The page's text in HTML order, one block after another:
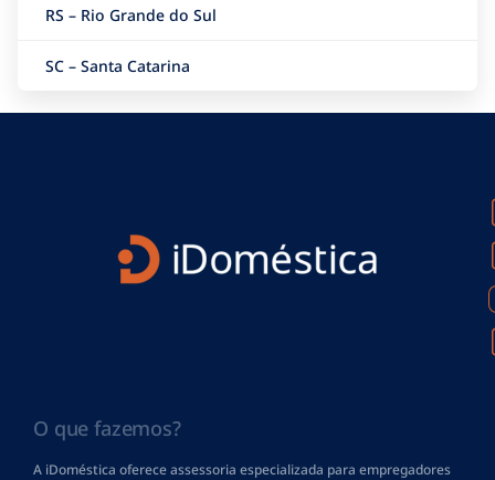
RS – Rio Grande do Sul
SC – Santa Catarina
O que fazemos?
A iDoméstica oferece assessoria especializada para empregadores